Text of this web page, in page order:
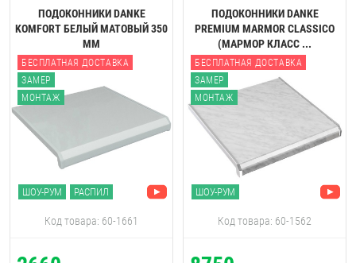
ПОДОКОННИКИ DANKE
KOMFORT БЕЛЫЙ МАТОВЫЙ 350
ММ
БЕСПЛАТНАЯ ДОСТАВКА
ЗАМЕР
МОНТАЖ
ШОУ-РУМ РАСПИЛ
Код товара: 60-1661
ПОДОКОННИКИ DANKE
PREMIUM MARMOR CLASSICO
(МАРМОР КЛАСС ...
БЕСПЛАТНАЯ ДОСТАВКА
ЗАМЕР
МОНТАЖ
ШОУ-РУМ
Код товара: 60-1562